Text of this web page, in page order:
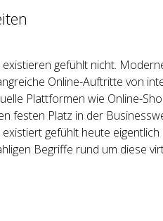
gefühlt nicht.
Online-Auftritte von
Plattformen wie Online-
festen Platz in der
gefühlt heute eigentlich
Begriffe rund um diese